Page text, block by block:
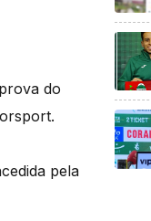
do
pela